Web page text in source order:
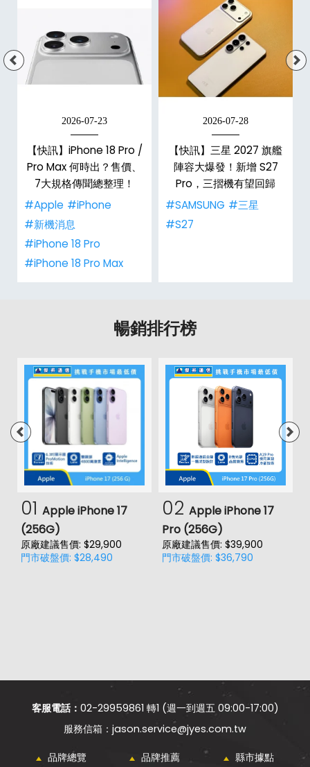
2026-07-23
【快訊】iPhone 18 Pro /
Pro Max 何時出？售價、
7大規格傳聞總整理！
#Apple #iPhone
#新機消息
#iPhone 18 Pro
#iPhone 18 Pro Max
2026-07-28
【快訊】三星 2027 旗艦
陣容大爆發！新增 S27
Pro，三摺機有望回歸
#SAMSUNG #三星
#S27
暢銷排行榜
01 Apple iPhone 17
(256G)
原廠建議售價: $29,900
門市破盤價: $28,490
02 Apple iPhone 17
Pro (256G)
原廠建議售價: $39,900
門市破盤價: $36,790
客服電話： 02-29959861 轉1 (週一到週五 09:00-17:00)
jason.service@jyes.com.tw
品牌總覽 品牌推薦 縣市據點